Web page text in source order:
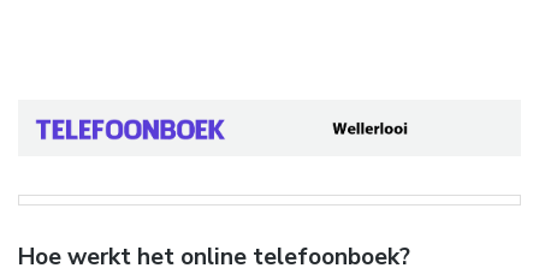
Hoe werkt het online telefoonboek?